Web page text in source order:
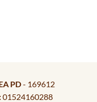
PD- 169612
01524160288